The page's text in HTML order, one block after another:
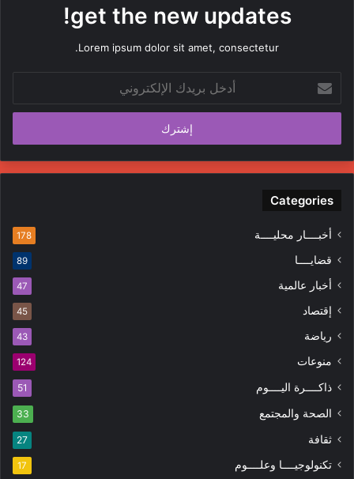
get the new updates!
Lorem ipsum dolor sit amet, consectetur.
بريدك
الإلكتروني
Categories
أخبــــار محليــــة 178
قضايــــا 89
أخبار عالمية 47
إقتصاد 45
رياضة 43
منوعات 124
ذاكــــرة اليــــوم 51
الصحة والمجتمع 33
ثقافة 27
تكنولوجيــــا وعلــــوم 17